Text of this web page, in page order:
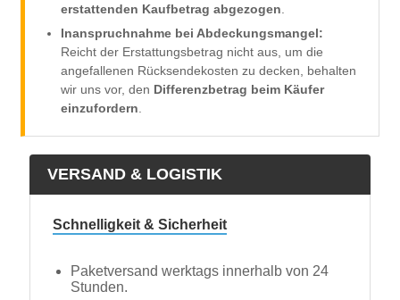
erstattenden Kaufbetrag abgezogen
Inanspruchnahme bei Abdeckungsmangel:
Reicht der Erstattungsbetrag nicht aus, um die
angefallenen Rücksendekosten zu decken, behalten
wir uns vor, den Differenzbetrag beim Käufer
einzufordern
VERSAND & LOGISTIK
Schnelligkeit & Sicherheit
Paketversand werktags innerhalb von 24
Stunden.